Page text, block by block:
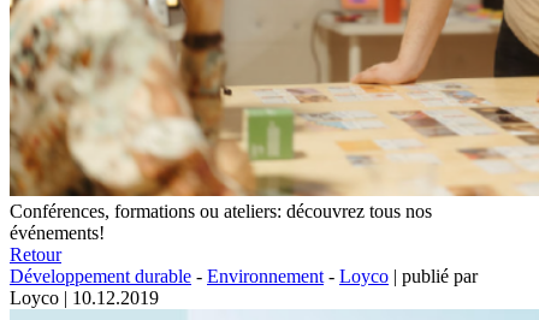
Conférences, formations ou ateliers: découvrez tous nos
événements!
Retour
Développement durable - Environnement - Loyco | publié par
Loyco | 10.12.2019